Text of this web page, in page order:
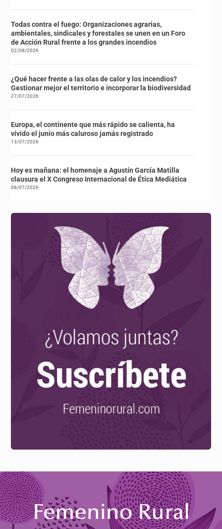
Todas contra el fuego: Organizaciones agrarias,
ambientales, sindicales y forestales se unen en un Foro
de Acción Rural frente a los grandes incendios
02/08/2026
¿Qué hacer frente a las olas de calor y los incendios?
Gestionar mejor el territorio e incorporar la biodiversidad
27/07/2026
Europa, el continente que más rápido se calienta, ha
vivido el junio más caluroso jamás registrado
13/07/2026
Hoy es mañana: el homenaje a Agustín García Matilla
clausura el X Congreso Internacional de Ética Mediática
08/07/2026